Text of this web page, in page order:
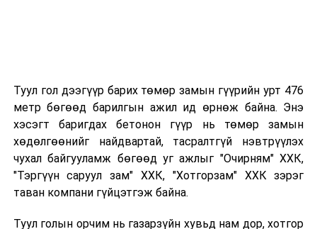
Туул гол дээгүүр барих төмөр замын гүүрийн урт 476
метр бөгөөд барилгын ажил ид өрнөж байна. Энэ
хэсэгт баригдах бетонон гүүр нь төмөр замын
хөдөлгөөнийг найдвартай, тасралтгүй нэвтрүүлэх
чухал байгууламж бөгөөд уг ажлыг "Очирням" ХХК,
"Тэргүүн саруул зам" ХХК, "Хотгорзам" ХХК зэрэг
таван компани гүйцэтгэж байна.
Туул голын орчим нь газарзүйн хувьд нам дор, хотгор